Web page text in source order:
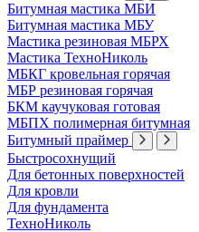
Битумная мастика МБИ
Битумная мастика МБУ
Мастика резиновая МБРХ
Мастика ТехноНиколь
МБКГ кровельная горячая
МБР резиновая горячая
БКМ каучуковая готовая
МБПХ полимерная битумная
Битумный праймер
Быстросохнущий
Для бетонных поверхностей
Для кровли
Для фундамента
ТехноНиколь